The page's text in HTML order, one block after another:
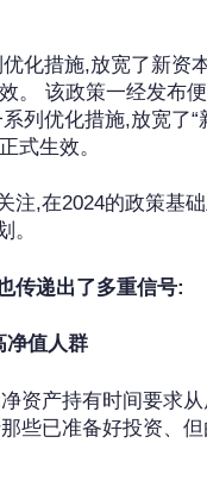
化措施,放宽了新资
。 该政策一经发布
列优化措施,放宽了
式生效。
注,在2024的政策基
。
传递出了多重信号:
净值人群
资产持有时间要求
些已准备好投资、